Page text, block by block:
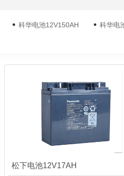
科华电池12V150AH 科华电
松下电池12V17AH